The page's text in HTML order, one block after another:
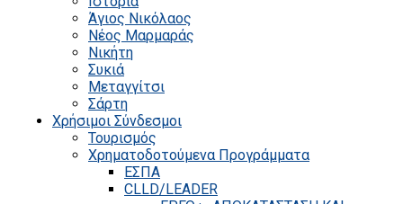
Άγιος Νικόλαος
Νέος Μαρμαράς
Νικήτη
Συκιά
Μεταγγίτσι
Σάρτη
Χρήσιμοι Σύνδεσμοι
Τουρισμός
Χρηματοδοτούμενα Προγράμματα
ΕΣΠΑ
CLLD/LEADER